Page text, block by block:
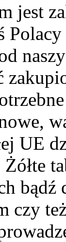
jest
UE
bądź
czy